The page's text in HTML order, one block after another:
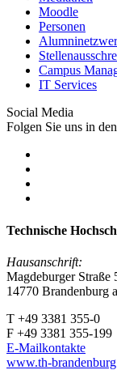
Moodle
Personen
Campus
IT Services
Social Media
Folgen Sie uns in
Technische
Hausanschrift:
Magdeburger Straße
14770 Brandenburg
T +49 3381 355-0
F +49 3381 355-199
E-Mailkontakte
www.th-